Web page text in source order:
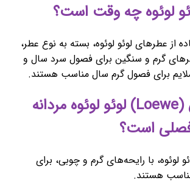
از عطرهای لوئو لوئوه، بسته به نوع عطر،
گرم و سنگین برای فصول سرد سال و
برای فصول گرم سال مناسب هستند.
عطر و ادکلن (Loewe) لوئو لوئوه مردانه
است؟
لوئوه، با رایحه‌های گرم و چوبی، برای
هستند.